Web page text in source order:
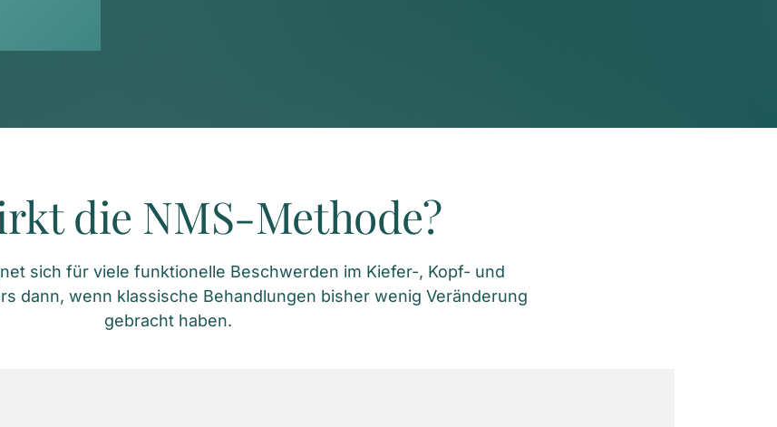
die NMS-Methode?
sich für viele funktionelle Beschwerden im Kiefer-, Kopf- und
dann, wenn klassische Behandlungen bisher wenig Veränderung
gebracht haben.